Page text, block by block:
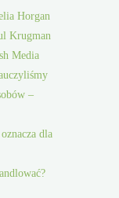
Horgan
Krugman
Media
–
dla